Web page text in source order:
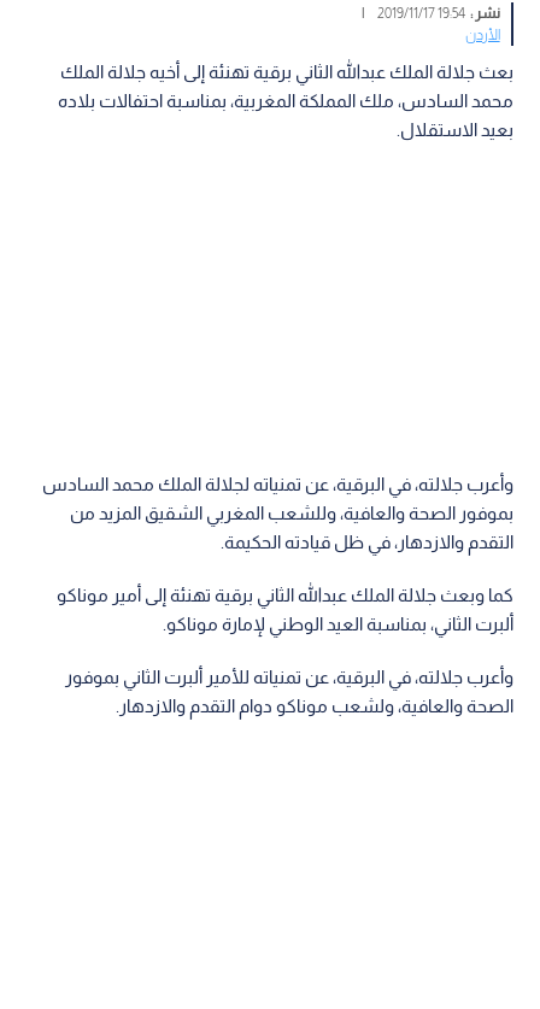
نشر :19:54 2019/11/17
|
الأردن
بعث جلالة الملك عبدالله الثاني برقية تهنئة إلى أخيه جلالة الملك
محمد السادس، ملك المملكة المغربية، بمناسبة احتفالات بلاده
بعيد الاستقلال.
وأعرب جلالته، في البرقية، عن تمنياته لجلالة الملك محمد السادس
بموفور الصحة والعافية، وللشعب المغربي الشقيق المزيد من
التقدم والازدهار، في ظل قيادته الحكيمة.
كما وبعث جلالة الملك عبدالله الثاني برقية تهنئة إلى أمير موناكو
ألبرت الثاني، بمناسبة العيد الوطني لإمارة موناكو.
وأعرب جلالته، في البرقية، عن تمنياته للأمير ألبرت الثاني بموفور
الصحة والعافية، ولشعب موناكو دوام التقدم والازدهار.